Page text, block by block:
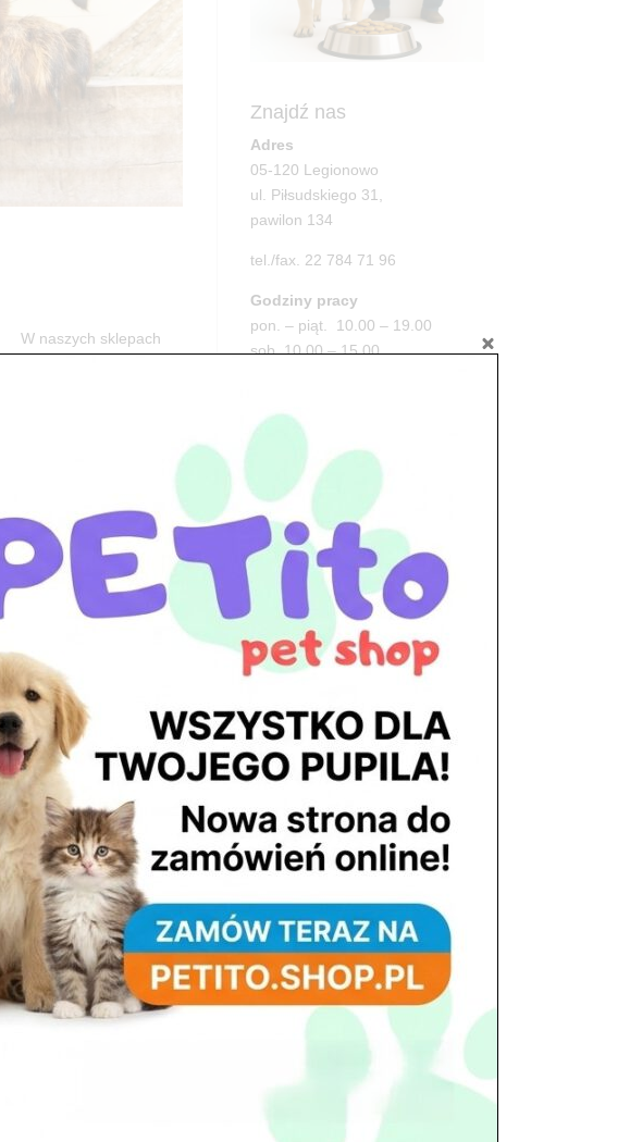
naszych sklepach
Znajdź nas
Adres
05-120 Legionowo
ul. Piłsudskiego 31,
pawilon 134
tel./fax. 22 784 71 96
Godziny pracy
pon. – piąt. 10.00 – 19.00
sob. 10.00 – 15.00
Adres
05-100 Nowy Dwór Mazowiecki
ul. Leśna 2
tel. 503 900 215
Godziny pracy
pon. – piąt. 10.00 – 19.00
sob. 8.00 – 15.00
niedz. zamknięte